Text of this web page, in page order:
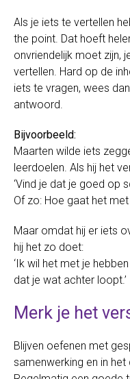
Als je iets te vertellen
the point. Dat hoeft
onvriendelijk moet zijn,
vertellen. Hard op de
iets te vragen, wees
antwoord.
Bijvoorbeeld:
Maarten wilde iets
leerdoelen. Als hij het
‘Vind je dat je goed op
Of zo: Hoe gaat het
Maar omdat hij er iets
hij het zo doet:
‘Ik wil het met je
dat je wat achter loopt.’
Merk je het
Blijven oefenen met
samenwerking en in